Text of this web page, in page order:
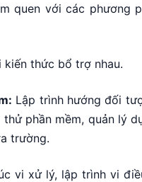
quen với các phương
thức bổ trợ nhau.
Lập trình hướng đối
phần mềm, quản lý
trường.
vi xử lý, lập trình vi